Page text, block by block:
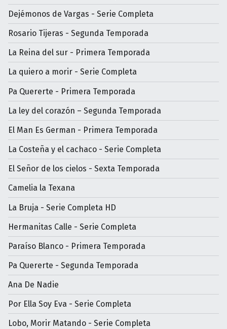
Dejémonos de Vargas - Serie Completa
Rosario Tijeras - Segunda Temporada
La Reina del sur - Primera Temporada
La quiero a morir - Serie Completa
Pa Quererte - Primera Temporada
La ley del corazón – Segunda Temporada
El Man Es German - Primera Temporada
La Costeña y el cachaco - Serie Completa
El Señor de los cielos - Sexta Temporada
Camelia la Texana
La Bruja - Serie Completa HD
Hermanitas Calle - Serie Completa
Paraíso Blanco - Primera Temporada
Pa Quererte - Segunda Temporada
Ana De Nadie
Por Ella Soy Eva - Serie Completa
Lobo, Morir Matando - Serie Completa